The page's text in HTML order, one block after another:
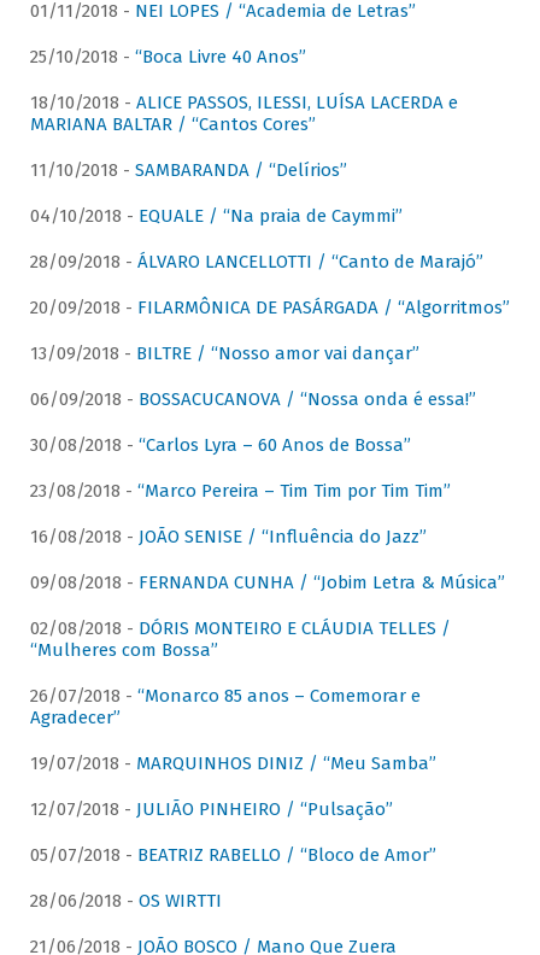
01/11/2018 - NEI LOPES / “Academia de Letras”
25/10/2018 - “Boca Livre 40 Anos”
18/10/2018 - ALICE PASSOS, ILESSI, LUÍSA LACERDA e
MARIANA BALTAR / “Cantos Cores”
11/10/2018 - SAMBARANDA / “Delírios”
04/10/2018 - EQUALE / “Na praia de Caymmi”
28/09/2018 - ÁLVARO LANCELLOTTI / “Canto de Marajó”
20/09/2018 - FILARMÔNICA DE PASÁRGADA / “Algorritmos”
13/09/2018 - BILTRE / “Nosso amor vai dançar”
06/09/2018 - BOSSACUCANOVA / “Nossa onda é essa!”
30/08/2018 - “Carlos Lyra – 60 Anos de Bossa”
23/08/2018 - “Marco Pereira – Tim Tim por Tim Tim”
16/08/2018 - JOÃO SENISE / “Influência do Jazz”
09/08/2018 - FERNANDA CUNHA / “Jobim Letra & Música”
02/08/2018 - DÓRIS MONTEIRO E CLÁUDIA TELLES /
“Mulheres com Bossa”
26/07/2018 - “Monarco 85 anos – Comemorar e
Agradecer”
19/07/2018 - MARQUINHOS DINIZ / “Meu Samba”
12/07/2018 - JULIÃO PINHEIRO / “Pulsação”
05/07/2018 - BEATRIZ RABELLO / “Bloco de Amor”
28/06/2018 - OS WIRTTI
21/06/2018 - JOÃO BOSCO / Mano Que Zuera